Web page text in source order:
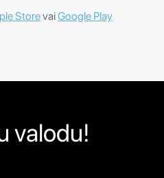
StorevaiGoogle Play
valodu!